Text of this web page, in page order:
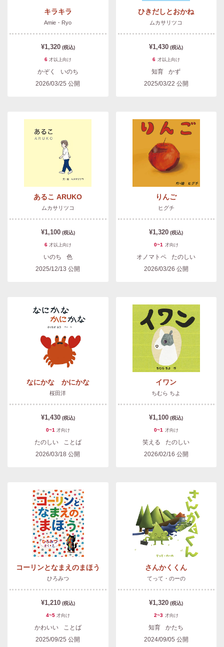
キラキラ
Amie・Ryo
¥1,320 (税込)
6 才以上向け
かぞく
いのち
2026/03/25 公開
ひきだしとおかね
ムカサリツコ
¥1,430 (税込)
6 才以上向け
知育
かず
2025/03/22 公開
あるこ ARUKO
ムカサリツコ
¥1,100 (税込)
6 才以上向け
いのち
色
2025/12/13 公開
りんご
ヒグチ
¥1,320 (税込)
0~1 才向け
オノマトペ
たのしい
2026/03/26 公開
なにかな かにかな
桜田洋
¥1,430 (税込)
0~1 才向け
たのしい
ことば
2026/03/18 公開
イワン
ちむら ちよ
¥1,100 (税込)
0~1 才向け
笑える
たのしい
2026/02/16 公開
コーリンとなまえのまほう
ひろみつ
¥1,210 (税込)
4~5 才向け
かわいい
ことば
2025/09/25 公開
さんかくくん
てって・のーの
¥1,320 (税込)
2~3 才向け
知育
かたち
2024/09/05 公開